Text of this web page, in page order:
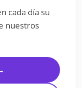
cada día su
nuestros